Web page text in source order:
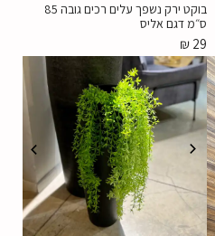
בוקט ירק נשפך עלים רכים גובה 85
ס״מ דגם אליס
₪ 29